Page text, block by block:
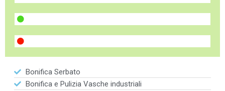
Bonifica Serbato
Bonifica e Pulizia Vasche industriali